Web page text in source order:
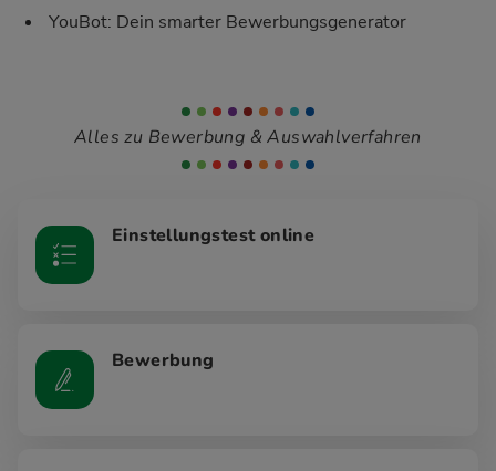
YouBot: Dein smarter Bewerbungsgenerator
Alles zu Bewerbung & Auswahlverfahren
Einstellungstest online
Bewerbung